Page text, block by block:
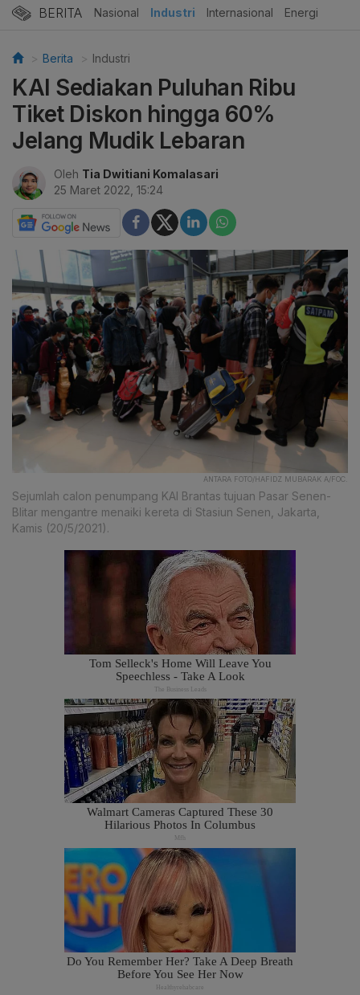
BERITA Nasional Industri Internasional Energi
Berita Industri
KAI Sediakan Puluhan Ribu
Tiket Diskon hingga 60%
Jelang Mudik Lebaran
Oleh Tia Dwitiani Komalasari
25 Maret 2022, 15:24
ANTARA FOTO/HAFIDZ MUBARAK A/FOC.
Sejumlah calon penumpang KAI Brantas tujuan Pasar Senen-
Blitar mengantre menaiki kereta di Stasiun Senen, Jakarta,
Kamis (20/5/2021).